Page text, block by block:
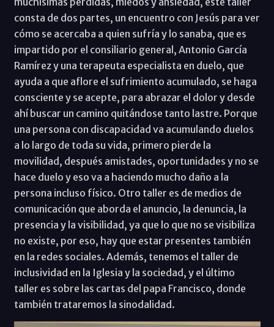
consta de dos partes, un encuentro con Jesús para ver
cómo se acercaba a quien sufría y lo sanaba, que es
impartido por el consiliario general, Antonio García
Ramírez y una terapeuta especialista en duelo, que
ayuda a que aflore el sufrimiento acumulado, se haga
consciente y se acepte, para abrazar el dolor y desde
ahí buscar un camino quitándose tanto lastre. Porque
una persona con discapacidad va acumulando duelos
a lo largo de toda su vida, primero pierde la
movilidad, después amistades, oportunidades y no se
hace duelo y eso va a haciendo mucho daño a la
persona incluso físico. Otro taller es de medios de
comunicación que aborda el anuncio, la denuncia, la
presencia y la visibilidad, ya que lo que no se visibiliza
no existe, por eso, hay que estar presentes también
en la redes sociales. Además, tenemos el taller de
inclusividad en la Iglesia y la sociedad, y el último
taller es sobre las cartas del papa Francisco, donde
también trataremos la sinodalidad.